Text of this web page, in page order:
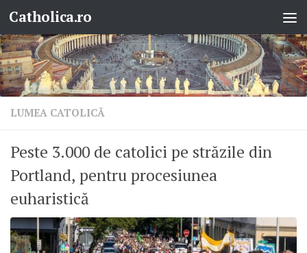
Skip to content
Catholica.ro
LUMEA CATOLICĂ
Peste 3.000 de catolici pe străzile din
Portland, pentru procesiunea
euharistică